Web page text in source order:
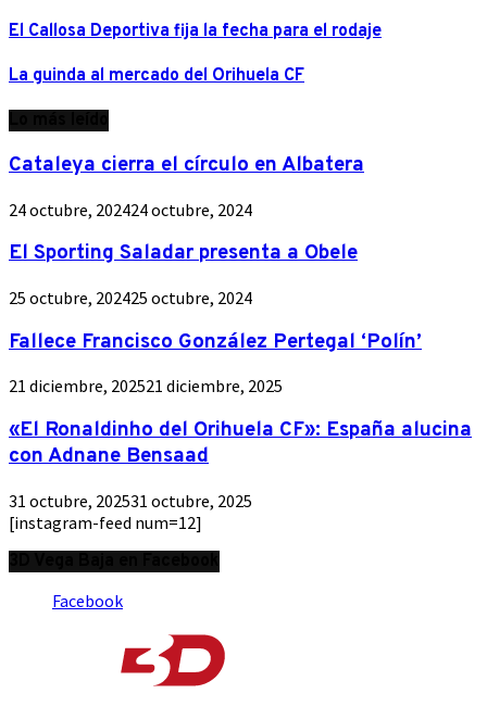
El Callosa Deportiva fija la fecha para el rodaje
La guinda al mercado del Orihuela CF
Cataleya cierra el círculo en Albatera
24 octubre, 202424 octubre, 2024
El Sporting Saladar presenta a Obele
25 octubre, 202425 octubre, 2024
Fallece Francisco González Pertegal ‘Polín’
21 diciembre, 202521 diciembre, 2025
«El Ronaldinho del Orihuela CF»: España alucina
con Adnane Bensaad
31 octubre, 202531 octubre, 2025
[instagram-feed num=12]
Facebook